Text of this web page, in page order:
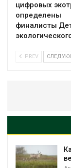
цифровых
определены
финалисты
PREV
олени набирают
миграцией